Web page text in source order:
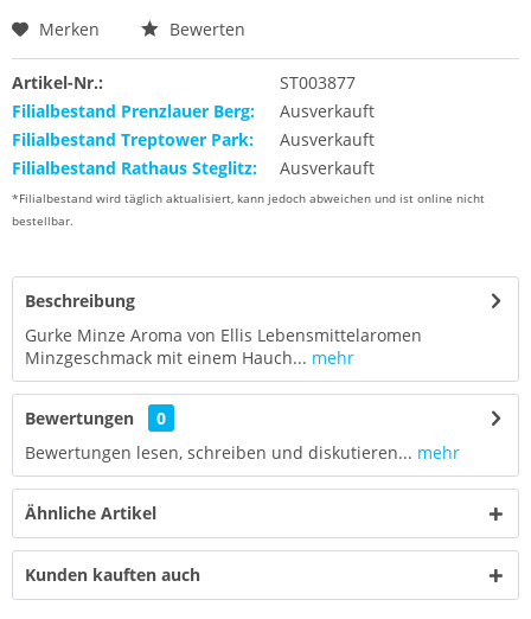
Merken Bewerten
Artikel-Nr.:
ST003877
Filialbestand Prenzlauer Berg:
Ausverkauft
Filialbestand Treptower Park:
Ausverkauft
Filialbestand Rathaus Steglitz:
Ausverkauft
*Filialbestand wird täglich aktualisiert, kann jedoch abweichen und ist online nicht
bestellbar.
Beschreibung
Gurke Minze Aroma von Ellis Lebensmittelaromen
Minzgeschmack mit einem Hauch... mehr
Bewertungen
0
Bewertungen lesen, schreiben und diskutieren... mehr
Ähnliche Artikel
Kunden kauften auch